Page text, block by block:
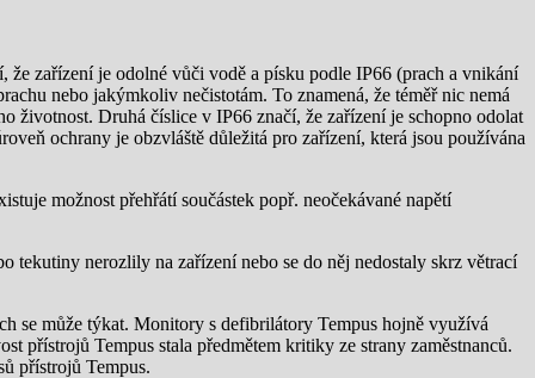
že zařízení je odolné vůči vodě a písku podle IP66 (prach a vnikání
nebo jakýmkoliv nečistotám. To znamená, že téměř nic nemá
životnost. Druhá číslice v IP66 značí, že zařízení je schopno odolat
ochrany je obzvláště důležitá pro zařízení, která jsou používána
možnost přehřátí součástek popř. neočekávané napětí
tekutiny nerozlily na zařízení nebo se do něj nedostaly skrz větrací
se může týkat. Monitory s defibrilátory Tempus hojně využívá
přístrojů Tempus stala předmětem kritiky ze strany zaměstnanců.
přístrojů Tempus.